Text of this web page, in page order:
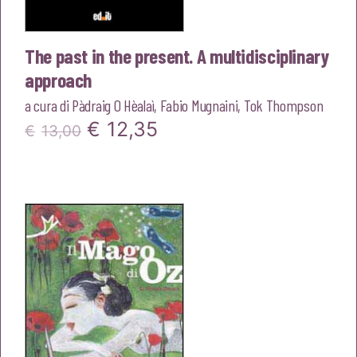
The past in the present. A multidisciplinary
approach
a cura di Pàdraig O Hèalaì, Fabio Mugnaini, Tok Thompson
€ 13,00 Il
era:
€13,00.
€ 12,35
è:
€12,35.